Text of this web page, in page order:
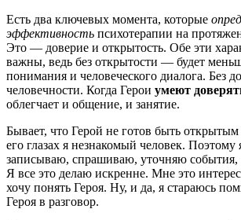
Есть два ключевых момента, которые
эффективность психотерапии на
Это — доверие и открытость. Обе эти
важны, ведь без открытости — будет
понимания и человеческого диалога. Без
человечности. Когда Герои умеют
облегчает и общение, и занятие.
Бывает, что Герой не готов быть
его глазах я незнакомый человек.
записываю, спрашиваю, уточняю
Я все это делаю искренне. Мне это
хочу понять Героя. Ну, и да, я стараюсь
Героя в разговор.